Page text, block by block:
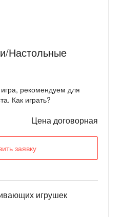
Настольные
рекомендуем для
Как играть?
Цена договорная
заявку
игрушек